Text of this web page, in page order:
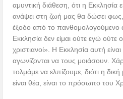
αμυντική διάθεση, ότι η Εκκλησία
ανάψει στη ζωή μας θα δώσει
έξοδο από το πανθομολογούμενο
Εκκλησία δεν είμαι ούτε εγώ ούτε
χριστιανοί». Η Εκκλησία αυτή
αγωνίζονται να τους μοιάσουν.
τολμάμε να ελπίζουμε, διότι η δική
είναι θέα, είναι το πρόσωπο του